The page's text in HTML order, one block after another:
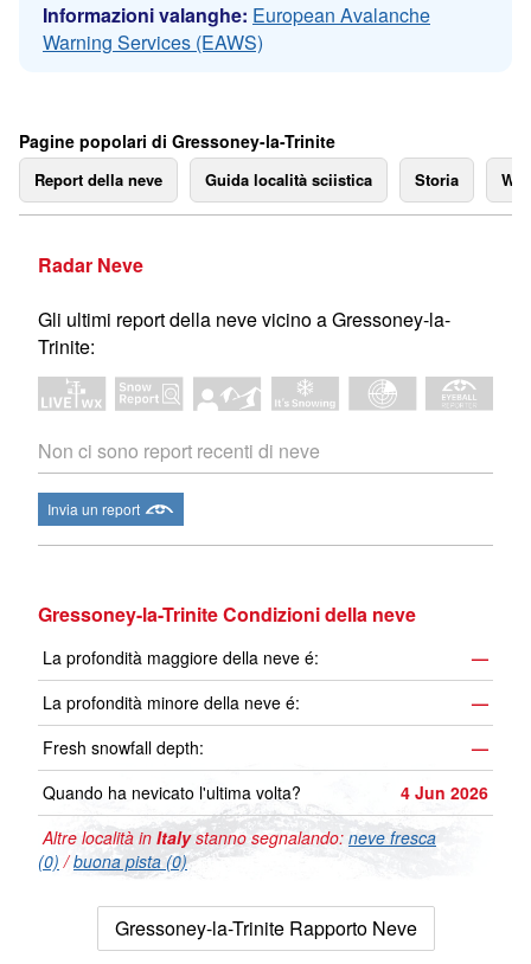
Informazioni valanghe: European Avalanche
Warning Services (EAWS)
Pagine popolari di Gressoney-la-Trinite
Report della neve Guida località sciistica Storia
Radar Neve
Gli ultimi report della neve vicino a Gressoney-la-
Trinite:
Non ci sono report recenti di neve
Invia un report
Gressoney-la-Trinite Condizioni della neve
La profondità maggiore della neve é:
—
La profondità minore della neve é:
—
Fresh snowfall depth:
—
Quando ha nevicato l'ultima volta?
4 Jun 2026
Altre località in Italystanno segnalando: neve fresca
(0) /buona pista (0)
Gressoney-la-Trinite Rapporto Neve